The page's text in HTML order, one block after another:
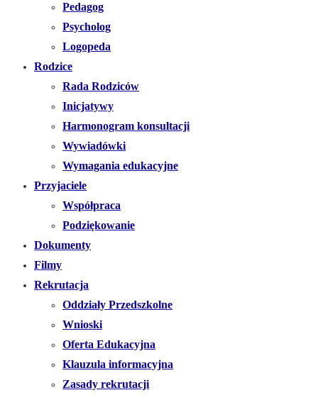
Pedagog
Psycholog
Logopeda
Rodzice
Rada Rodziców
Inicjatywy
Harmonogram konsultacji
Wywiadówki
Wymagania edukacyjne
Przyjaciele
Współpraca
Podziękowanie
Dokumenty
Filmy
Rekrutacja
Oddziały Przedszkolne
Wnioski
Oferta Edukacyjna
Klauzula informacyjna
Zasady rekrutacji